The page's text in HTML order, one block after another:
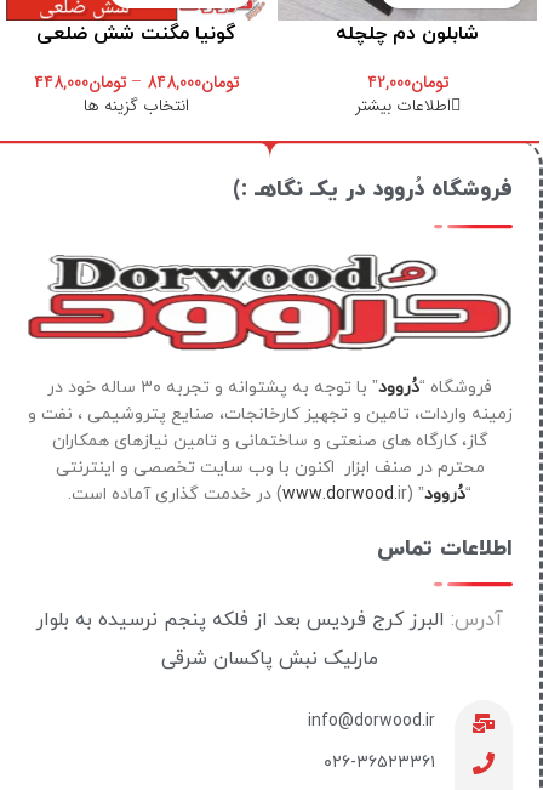
شابلون دم چلچله
تومان42,000
اطلاعات بیشتر
گونیا مگنت شش ضلعی
تومان848,000
– تومان448,000
انتخاب گزینه ها
فروشگاه دُروود در یکـ نگاهـ :)
فروشگاه “دُروود
” با توجه به پشتوانه و تجربه ۳۰ ساله خود در
زمینه واردات، تامین و تجهیز کارخانجات، صنایع پتروشیمی ، نفت و
گاز، کارگاه های صنعتی و ساختمانی و تامین نیازهای همکاران
محترم در صنف ابزار اکنون با وب سایت تخصصی و اینترنتی
“دُروود” (
www.dorwood.ir) در خدمت گذاری آماده است.
اطلاعات تماس
آدرس: البرز کرج فردیس بعد از فلکه پنجم نرسیده به بلوار
مارلیک نبش پاکسان شرقی
info@dorwood.ir
۰۲۶-۳۶۵۲۳۳۶۱